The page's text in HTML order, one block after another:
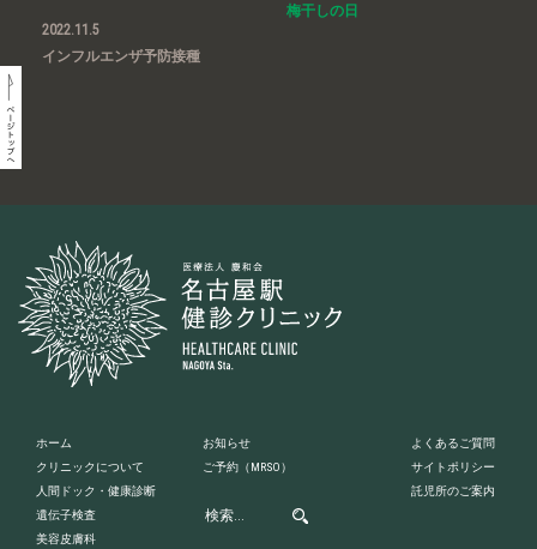
2022.11.5
インフルエンザ予防接種
梅干しの日
ホーム
クリニックについて
人間ドック・健康診断
遺伝子検査
美容皮膚科
お知らせ
ご予約 （MRSO）
よくあるご質問
サイトポリシー
託児所のご案内